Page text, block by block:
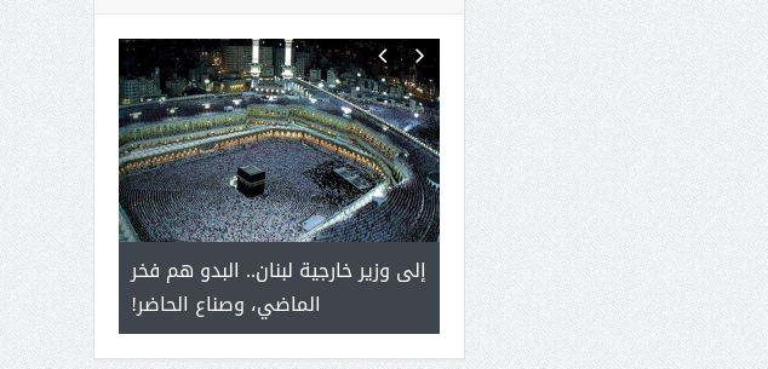
سلمان بن
إلى وزير خارجية لبنان.. البدو هم فخر
الماضي، وصناع الحاضر!
( مشعل بن عبد الله ) .. أمير يحمل
جينات الوطن ويتغذى من عشق
القيادة